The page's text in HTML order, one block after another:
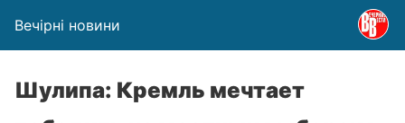
Вечірні новини
Шулипа: Кремль мечтает